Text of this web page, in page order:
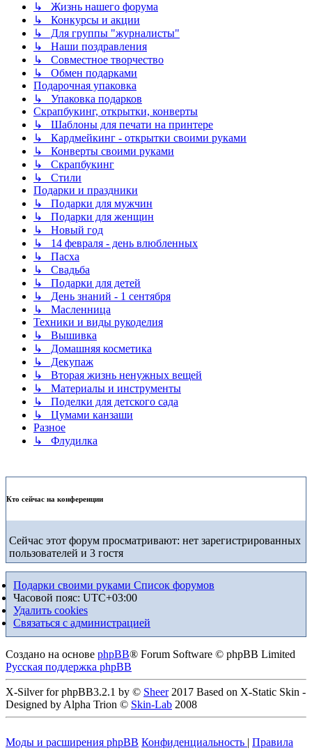
↳ Жизнь нашего форума
↳ Конкурсы и акции
↳ Для группы "журналисты"
↳ Наши поздравления
↳ Совместное творчество
↳ Обмен подарками
Подарочная упаковка
↳ Упаковка подарков
Скрапбукинг, открытки, конверты
↳ Шаблоны для печати на принтере
↳ Кардмейкинг - открытки своими руками
↳ Конверты своими руками
↳ Скрапбукинг
↳ Стили
Подарки и праздники
↳ Подарки для мужчин
↳ Подарки для женщин
↳ Новый год
↳ 14 февраля - день влюбленных
↳ Пасха
↳ Свадьба
↳ Подарки для детей
↳ День знаний - 1 сентября
↳ Масленница
Техники и виды рукоделия
↳ Вышивка
↳ Домашняя косметика
↳ Декупаж
↳ Вторая жизнь ненужных вещей
↳ Материалы и инструменты
↳ Поделки для детского сада
↳ Цумами канзаши
Разное
↳ Флудилка
Кто сейчас на конференции
Сейчас этот форум просматривают: нет зарегистрированных
пользователей и 3 гостя
Подарки своими руками Список форумов
Часовой пояс: UTC+03:00
Удалить cookies
Связаться с администрацией
Создано на основе phpBB® Forum Software © phpBB Limited
Русская поддержка phpBB
X-Silver for phpBB3.2.1 by © Sheer2017 Based on X-Static Skin -
Designed by Alpha Trion © Skin-Lab 2008
Моды и расширения phpBB Конфиденциальность | Правила